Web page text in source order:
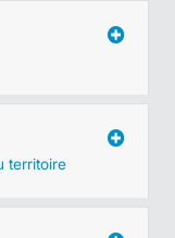
territoire